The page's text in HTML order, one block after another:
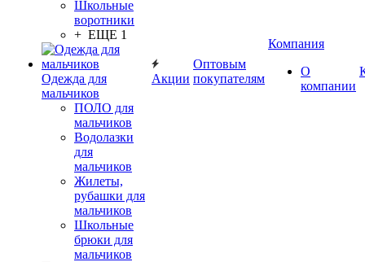
Школьные
воротники
+ ЕЩЕ 1
Одежда для
мальчиков
ПОЛО для
мальчиков
Водолазки
для
мальчиков
Жилеты,
рубашки для
мальчиков
Школьные
брюки для
мальчиков
Акции
Оптовым
покупателям
Компания
О
компании